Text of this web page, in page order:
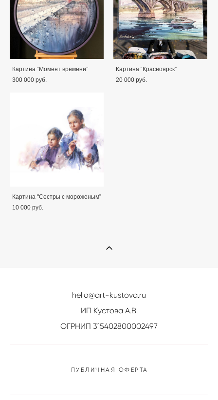
Картина “Момент времени”
300 000 pуб.
Картина “Красноярск”
20 000 pуб.
Картина "Сестры с мороженым”
10 000 pуб.
hello@art-kustova.ru
ИП Кустова А.В.
ОГРНИП 315402800002497
ПУБЛИЧНАЯ ОФЕРТА